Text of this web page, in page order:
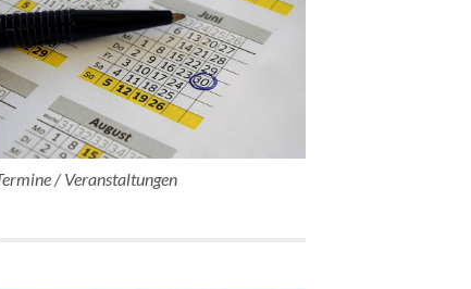
/ Veranstaltungen